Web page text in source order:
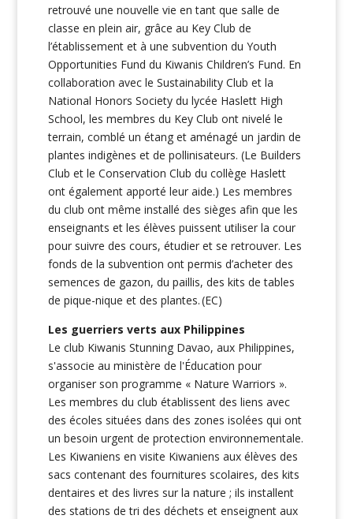
retrouvé une nouvelle vie en tant que salle de
classe en plein air, grâce au Key Club de
l’établissement et à une subvention du Youth
Opportunities Fund du Kiwanis Children’s Fund. En
collaboration avec le Sustainability Club et la
National Honors Society du lycée Haslett High
School, les membres du Key Club ont nivelé le
terrain, comblé un étang et aménagé un jardin de
plantes indigènes et de pollinisateurs. (Le Builders
Club et le Conservation Club du collège Haslett
ont également apporté leur aide.) Les membres
du club ont même installé des sièges afin que les
enseignants et les élèves puissent utiliser la cour
pour suivre des cours, étudier et se retrouver. Les
fonds de la subvention ont permis d’acheter des
semences de gazon, du paillis, des kits de tables
de pique-nique et des plantes. (EC)
Les guerriers verts aux Philippines
Le club Kiwanis Stunning Davao, aux Philippines,
s'associe au ministère de l'Éducation pour
organiser son programme « Nature Warriors ».
Les membres du club établissent des liens avec
des écoles situées dans des zones isolées qui ont
un besoin urgent de protection environnementale.
Les Kiwaniens en visite Kiwaniens aux élèves des
sacs contenant des fournitures scolaires, des kits
dentaires et des livres sur la nature ; ils installent
des stations de tri des déchets et enseignent aux